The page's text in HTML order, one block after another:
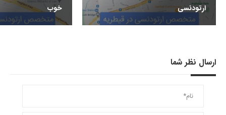
ارتودنسی
خوب
ارسال نظر شما